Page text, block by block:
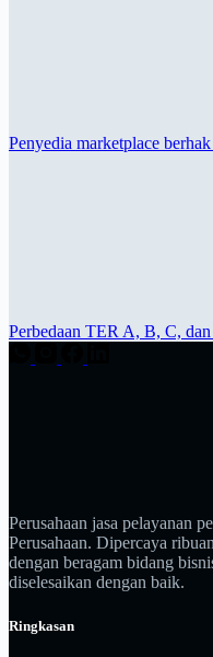
Penyedia marketplace
Perbedaan TER A, B, C,
Perusahaan jasa pelayanan
Perusahaan. Dipercaya
dengan beragam bidang
diselesaikan dengan baik.
Ringkasan